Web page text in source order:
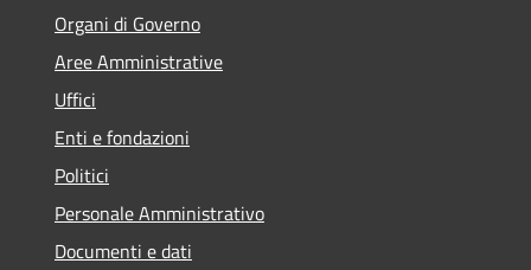
Organi di Governo
Aree Amministrative
Uffici
Enti e fondazioni
Politici
Personale Amministrativo
Documenti e dati